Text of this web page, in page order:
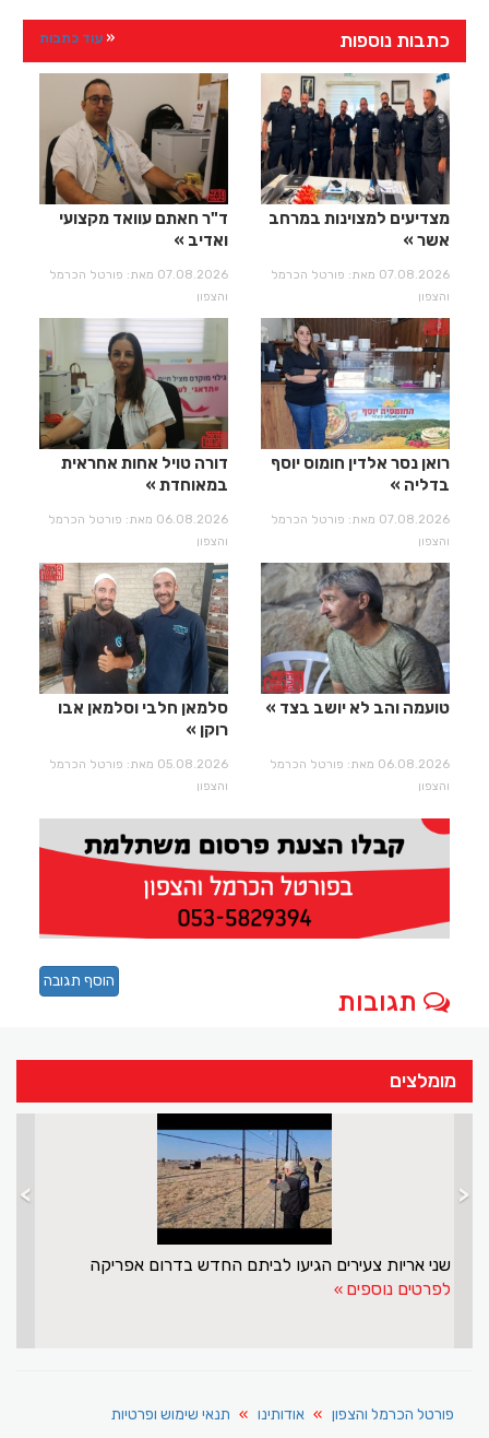
כתבות נוספות עוד כתבות
מצדיעים למצוינות במרחב
אשר
07.08.2026 מאת: פורטל הכרמל
והצפון
ד"ר חאתם עוואד מקצועי
ואדיב
07.08.2026 מאת: פורטל הכרמל
והצפון
רואן נסר אלדין חומוס יוסף
בדליה
07.08.2026 מאת: פורטל הכרמל
והצפון
דורה טויל אחות אחראית
במאוחדת
06.08.2026 מאת: פורטל הכרמל
והצפון
טועמה והב לא יושב בצד
06.08.2026 מאת: פורטל הכרמל
והצפון
סלמאן חלבי וסלמאן אבו
רוקן
05.08.2026 מאת: פורטל הכרמל
והצפון
תגובות
הוסף תגובה
מומלצים
שני אריות צעירים הגיעו לביתם החדש בדרום אפריקה
לפרטים נוספים
> <
פורטל הכרמל והצפון אודותינו תנאי שימוש ופרטיות